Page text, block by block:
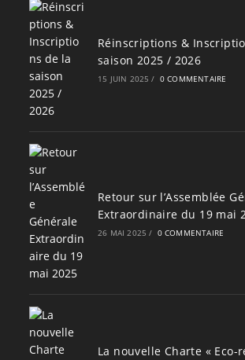
Réinscriptions &
saison 2025 / 2026
15 JUIN 2025 / 0 COMMENTAIRE
Retour sur l’Assemblée
Extraordinaire du 19 mai
26 MAI 2025 / 0 COMMENTAIRE
La nouvelle Charte « Eco-